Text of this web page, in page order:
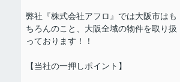
弊社『株式会社アフロ』では大阪市はも
ちろんのこと、大阪全域の物件を取り扱
っております！！
【当社の一押しポイント】